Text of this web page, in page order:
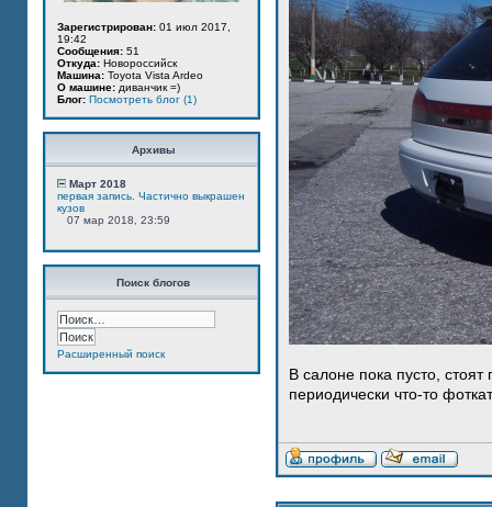
Зарегистрирован: 01 июл 2017,
19:42
Сообщения: 51
Откуда: Новороссийск
Машина: Toyota Vista Ardeo
О машине: диванчик =)
Блог: Посмотреть блог (1)
Архивы
Март 2018
первая запись. Частично выкрашен
кузов
07 мар 2018, 23:59
Поиск блогов
Расширенный поиск
В салоне пока пусто,
периодически что-то